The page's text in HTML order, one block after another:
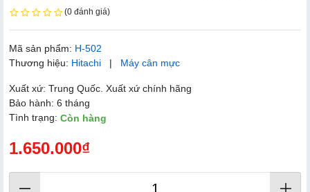
(0 đánh giá)
Mã sản phẩm: H-502
Thương hiệu: Hitachi | Máy cân mực
Xuất xứ: Trung Quốc. Xuất xứ chính hãng
Bảo hành: 6 tháng
Tình trạng: Còn hàng
1.650.000₫